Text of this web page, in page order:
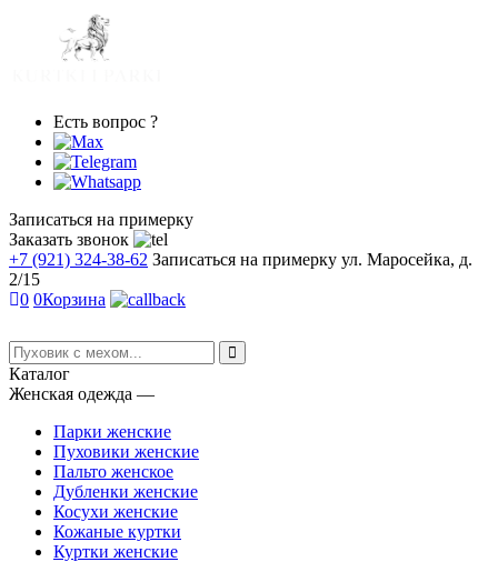
Есть вопрос ?
Записаться на примерку
Заказать звонок
+7 (921) 324-38-62 Записаться на примерку ул. Маросейка, д.
2/15
0 0Корзина
Каталог
Женская одежда ―
Парки женские
Пуховики женские
Пальто женское
Дубленки женские
Косухи женские
Кожаные куртки
Куртки женские